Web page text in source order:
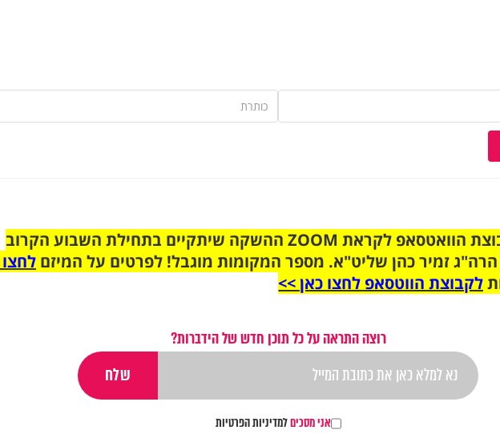
הצטרפו לקבוצת הוואטסאפ לקראת ZOOM ההשקה שיתקיים בתחילת השבוע הקרוב
זמיר כהן שליט"א. מספר המקומות מוגבל! לפרטים על המיזם
לקבוצת הווטסאפ לחצו כאן >>
רוצה התראה על כל תוכן חדש של הידברות?
אני מסכיםלמדיניות הפרטיות